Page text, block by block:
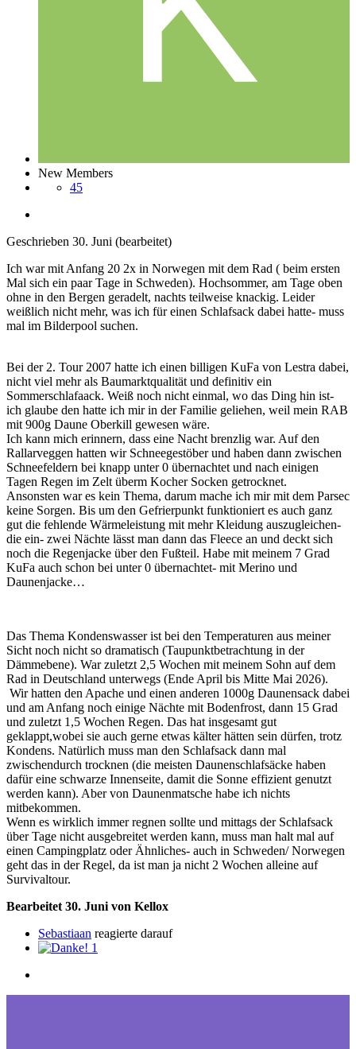
New Members
45
Geschrieben 30. Juni (bearbeitet)
Ich war mit Anfang 20 2x in Norwegen mit dem Rad ( beim ersten
Mal sich ein paar Tage in Schweden). Hochsommer, am Tage oben
ohne in den Bergen geradelt, nachts teilweise knackig. Leider
weißlich nicht mehr, was ich für einen Schlafsack dabei hatte- muss
mal im Bilderpool suchen.
Bei der 2. Tour 2007 hatte ich einen billigen KuFa von Lestra dabei,
nicht viel mehr als Baumarktqualität und definitiv ein
Sommerschlafaack. Weiß noch nicht einmal, wo das Ding hin ist-
ich glaube den hatte ich mir in der Familie geliehen, weil mein RAB
mit 900g Daune Oberkill gewesen wäre.
Ich kann mich erinnern, dass eine Nacht brenzlig war. Auf den
Rallarveggen hatten wir Schneegestöber und haben dann zwischen
Schneefeldern bei knapp unter 0 übernachtet und nach einigen
Tagen Regen im Zelt überm Kocher Socken getrocknet.
Ansonsten war es kein Thema, darum mache ich mir mit dem Parsec
keine Sorgen. Bis um den Gefrierpunkt funktioniert es auch ganz
gut die fehlende Wärmeleistung mit mehr Kleidung auszugleichen-
die ein- zwei Nächte lässt man dann das Fleece an und deckt sich
noch die Regenjacke über den Fußteil. Habe mit meinem 7 Grad
KuFa auch schon bei unter 0 übernachtet- mit Merino und
Daunenjacke…
Das Thema Kondenswasser ist bei den Temperaturen aus meiner
Sicht noch nicht so dramatisch (Taupunktbetrachtung in der
Dämmebene). War zuletzt 2,5 Wochen mit meinem Sohn auf dem
Rad in Deutschland unterwegs (Ende April bis Mitte Mai 2026).
Wir hatten den Apache und einen anderen 1000g Daunensack dabei
und am Anfang noch einige Nächte mit Bodenfrost, dann 15 Grad
und zuletzt 1,5 Wochen Regen. Das hat insgesamt gut
geklappt,wobei sie auch gerne etwas kälter hätten sein dürfen, trotz
Kondens. Natürlich muss man den Schlafsack dann mal
zwischendurch trocknen (die meisten Daunenschlafsäcke haben
dafür eine schwarze Innenseite, damit die Sonne effizient genutzt
werden kann). Aber von Daunenmatsche habe ich nichts
mitbekommen.
Wenn es wirklich immer regnen sollte und mittags der Schlafsack
über Tage nicht ausgebreitet werden kann, muss man halt mal auf
einen Campingplatz oder Ähnliches- auch in Schweden/ Norwegen
geht das in der Regel, da ist man ja nicht 2 Wochen alleine auf
Survivaltour.
Bearbeitet 30. Juni von Kellox
Sebastiaan reagierte darauf
1